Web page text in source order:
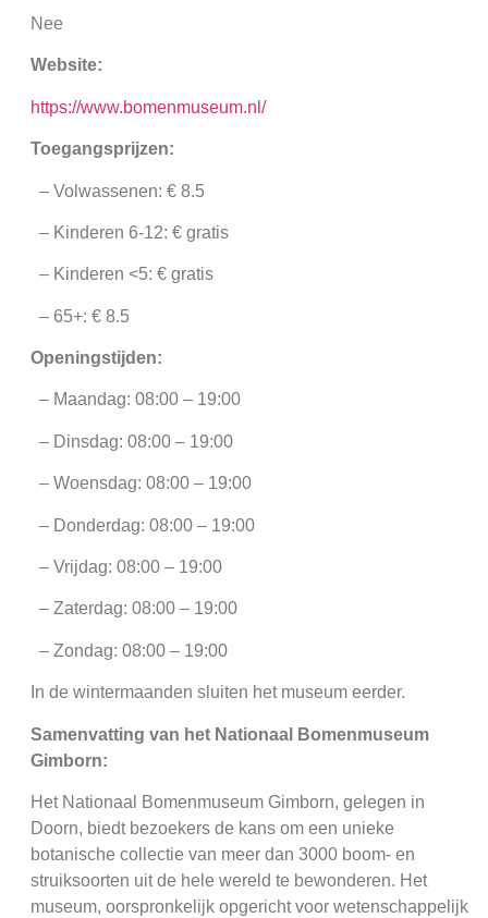
Nee
Website:
https://www.bomenmuseum.nl/
Toegangsprijzen:
– Volwassenen: € 8.5
– Kinderen 6-12: € gratis
– Kinderen <5: € gratis
– 65+: € 8.5
Openingstijden:
– Maandag: 08:00 – 19:00
– Dinsdag: 08:00 – 19:00
– Woensdag: 08:00 – 19:00
– Donderdag: 08:00 – 19:00
– Vrijdag: 08:00 – 19:00
– Zaterdag: 08:00 – 19:00
– Zondag: 08:00 – 19:00
In de wintermaanden sluiten het museum eerder.
Samenvatting van het Nationaal Bomenmuseum
Gimborn:
Het Nationaal Bomenmuseum Gimborn, gelegen in
Doorn, biedt bezoekers de kans om een unieke
botanische collectie van meer dan 3000 boom- en
struiksoorten uit de hele wereld te bewonderen. Het
museum, oorspronkelijk opgericht voor wetenschappelijk